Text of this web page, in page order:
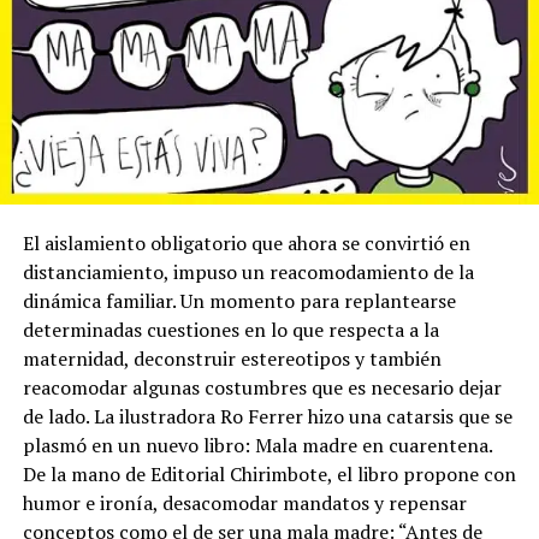
El aislamiento obligatorio que ahora se convirtió en
distanciamiento, impuso un reacomodamiento de la
dinámica familiar. Un momento para replantearse
determinadas cuestiones en lo que respecta a la
maternidad, deconstruir estereotipos y también
reacomodar algunas costumbres que es necesario dejar
de lado. La ilustradora Ro Ferrer hizo una catarsis que se
plasmó en un nuevo libro: Mala madre en cuarentena.
De la mano de Editorial Chirimbote, el libro propone con
humor e ironía, desacomodar mandatos y repensar
conceptos como el de ser una mala madre: “Antes de